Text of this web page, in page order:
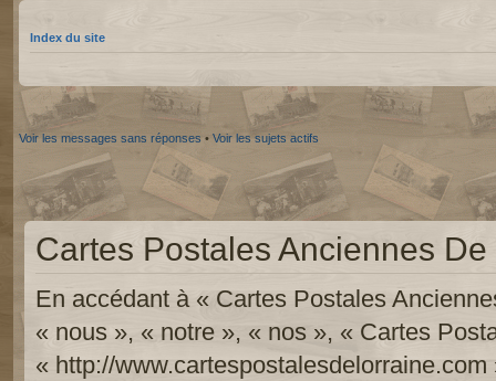
Index du site
Voir les messages sans réponses • Voir les sujets actifs
Cartes Postales Anciennes
En accédant à « Cartes Postales
« nous », « notre », « nos », « Cartes
« http://www.cartespostalesdelorraine.com